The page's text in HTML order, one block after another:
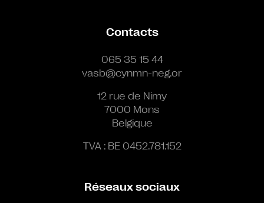
Contacts
065 35 15 44
vasb@cynmn-neg.or
12 rue de Nimy
7000 Mons
Belgique
TVA : BE 0452.781.152
Réseaux sociaux